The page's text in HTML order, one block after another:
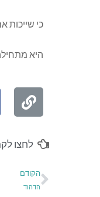
כי שייכות
היא
לחצו
הקודם
הדהוד